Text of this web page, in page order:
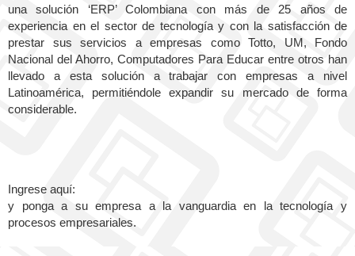
una solución ‘ERP’ Colombiana con más de 25 años de
experiencia en el sector de tecnología y con la satisfacción de
prestar sus servicios a empresas como Totto, UM, Fondo
Nacional del Ahorro, Computadores Para Educar entre otros han
llevado a esta solución a trabajar con empresas a nivel
Latinoamérica, permitiéndole expandir su mercado de forma
considerable.
Ingrese aquí:
y ponga a su empresa a la vanguardia en la tecnología y
procesos empresariales.